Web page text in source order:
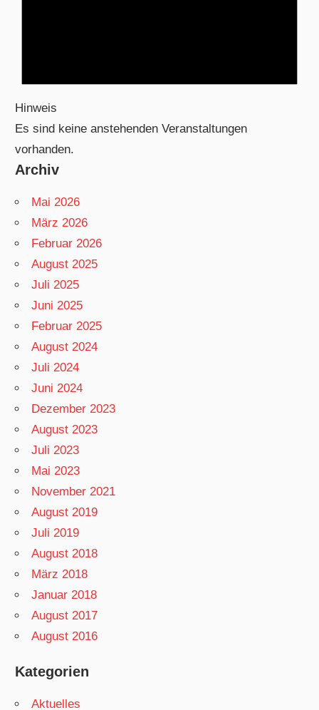
Hinweis
Es sind keine anstehenden Veranstaltungen
vorhanden.
Archiv
Mai 2026
März 2026
Februar 2026
August 2025
Juli 2025
Juni 2025
Februar 2025
August 2024
Juli 2024
Juni 2024
Dezember 2023
August 2023
Juli 2023
Mai 2023
November 2021
August 2019
Juli 2019
August 2018
März 2018
Januar 2018
August 2017
August 2016
Kategorien
Aktuelles